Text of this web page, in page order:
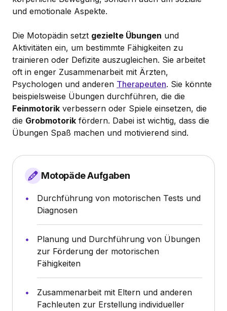
und emotionale Aspekte.
Die Motopädin setzt gezielte Übungen und
Aktivitäten ein, um bestimmte Fähigkeiten zu
trainieren oder Defizite auszugleichen. Sie arbeitet
oft in enger Zusammenarbeit mit Ärzten,
Psychologen und anderen Therapeuten. Sie könnte
beispielsweise Übungen durchführen, die die
Feinmotorik verbessern oder Spiele einsetzen, die
die Grobmotorik fördern. Dabei ist wichtig, dass die
Übungen Spaß machen und motivierend sind.
Motopäde Aufgaben
Durchführung von motorischen Tests und
Diagnosen
Planung und Durchführung von Übungen
zur Förderung der motorischen
Fähigkeiten
Zusammenarbeit mit Eltern und anderen
Fachleuten zur Erstellung individueller